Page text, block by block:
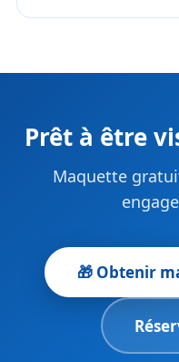
Prêt à être
Maquette
🎁 Obtenir